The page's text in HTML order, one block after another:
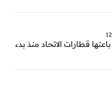
باعتها قطارات الاتحاد منذ بدء